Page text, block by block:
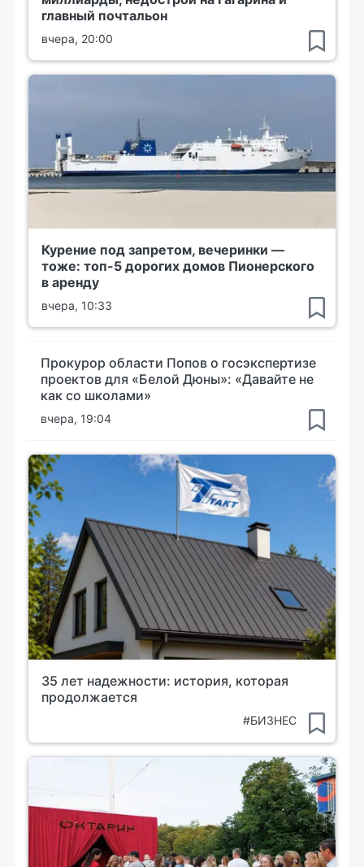
главный почтальон
вчера, 20:00
Курение под запретом, вечеринки —
тоже: топ-5 дорогих домов Пионерского
в аренду
вчера, 10:33
Прокурор области Попов о госэкспертизе
проектов для «Белой Дюны»: «Давайте не
как со школами»
вчера, 19:04
35 лет надежности: история, которая
продолжается
#БИЗНЕС